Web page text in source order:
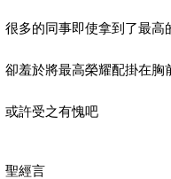
很多的同事即使拿到了最高
卻羞於將最高榮耀配掛在胸
或許受之有愧吧
聖經言